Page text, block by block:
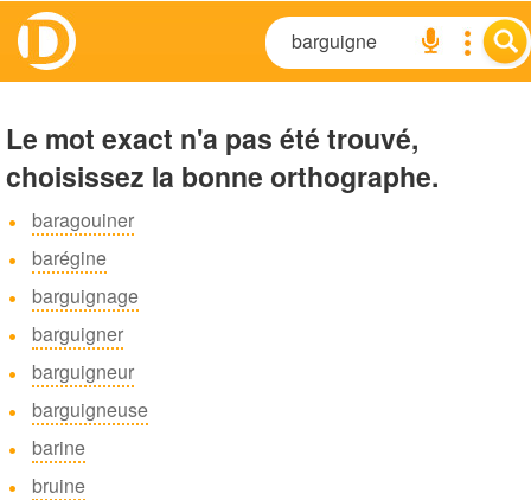
Le mot exact n'a pas été trouvé,
choisissez la bonne orthographe.
baragouiner
barégine
barguignage
barguigner
barguigneur
barguigneuse
barine
bruine